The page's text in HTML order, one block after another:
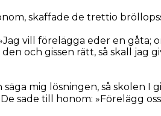
skaffade de trettio
vill förelägga eder en gåta;
och gissen rätt, så skall jag
mig lösningen, så skolen
sade till honom: »Förelägg